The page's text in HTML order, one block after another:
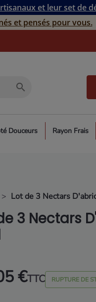
et leur set de
et pensés pour vous.
search
Douceurs Rayon Frais
Lot de 3 Nectars
3 Nectars
€TTC RUPTURE DE